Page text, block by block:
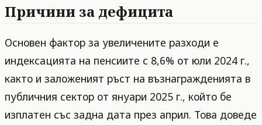
Причини за дефицита
Основен фактор за увеличените разходи е
индексацията на пенсиите с 8,6% от юли 2024 г.,
както и заложеният ръст на възнагражденията в
публичния сектор от януари 2025 г., който бе
изплатен със задна дата през април. Това доведе